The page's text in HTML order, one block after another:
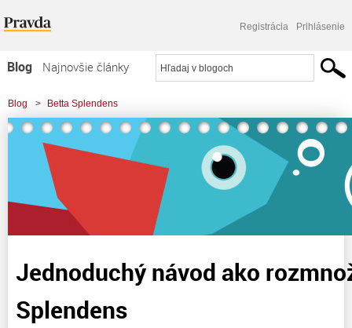
Registrácia Prihlásenie
Blog
Najnovšie články
Najčítanejšie články
Najkomentovanejšie články
Zoznam blogov
Komerčné blogy
Blog > Betta Splendens
> Jednoduchý návod ako rozmnožovať Bettu Splendens
Jednoduchý návod ako
Splendens